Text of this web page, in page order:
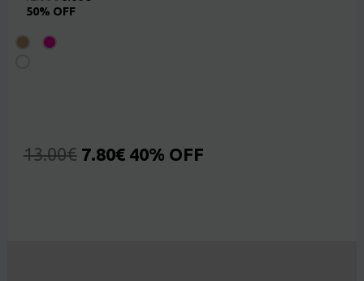
50% OFF
13.00€ 7.80€ 40% OFF